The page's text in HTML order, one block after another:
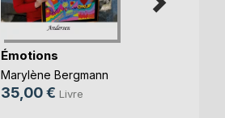
Émotions
Marylène Bergmann
35,00 € Livre